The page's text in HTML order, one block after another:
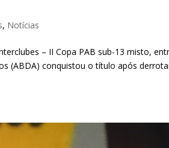
, Notícias
– II Copa PAB sub-13 misto,
(ABDA) conquistou o título após